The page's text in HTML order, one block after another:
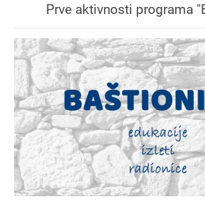
Prve aktivnosti programa